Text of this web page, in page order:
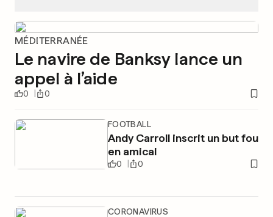
MÉDITERRANÉE
Le navire de Banksy lance un
appel à l’aide
0 0
FOOTBALL
Andy Carroll inscrit un but fou
en amical
0 0
CORONAVIRUS